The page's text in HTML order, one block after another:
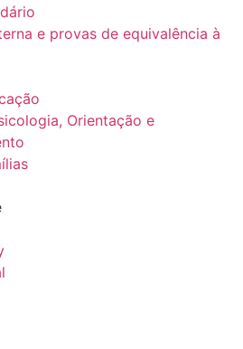
e provas de equivalência à
Orientação e